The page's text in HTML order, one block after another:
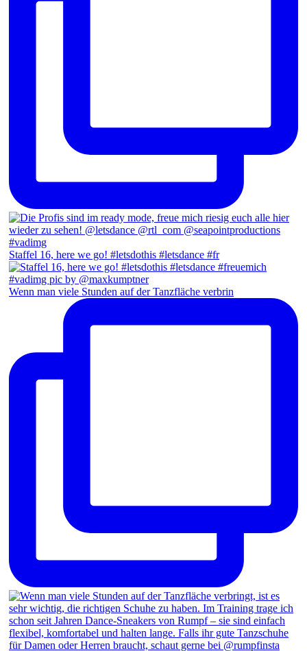
Staffel 16, here we go! #letsdothis #letsdance #fr
Wenn man viele Stunden auf der Tanzfläche verbrin